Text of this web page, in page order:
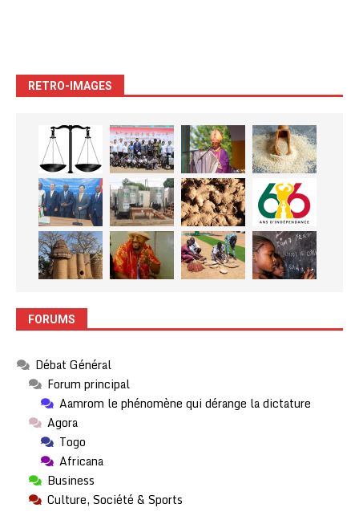
RETRO-IMAGES
FORUMS
Débat Général
Forum principal
Aamrom le phénomène qui dérange la dictature
Agora
Togo
Africana
Business
Culture, Société & Sports